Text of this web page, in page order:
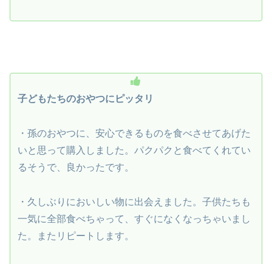
子どもたちのおやつにピッタリ
・孫のおやつに、安心できるものを食べさせてあげた
いと思って購入しました。パクパクと食べてくれてい
るそうで、良かったです。
・久しぶりにおいしい物に出会えました。子供たちも
一気に全部食べちゃって、すぐになくなっちゃいまし
た。またリピートします。